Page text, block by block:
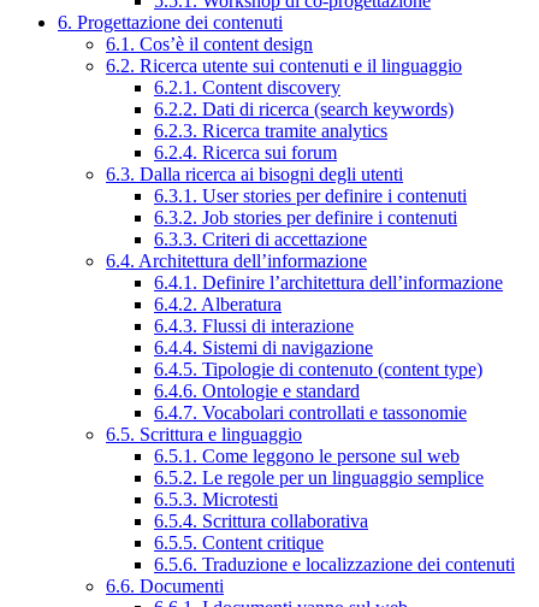
6. Progettazione dei contenuti
6.1. Cos’è il content design
6.2. Ricerca utente sui contenuti e il linguaggio
6.2.1. Content discovery
6.2.2. Dati di ricerca (search keywords)
6.2.3. Ricerca tramite analytics
6.2.4. Ricerca sui forum
6.3. Dalla ricerca ai bisogni degli utenti
6.3.1. User stories per definire i contenuti
6.3.2. Job stories per definire i contenuti
6.3.3. Criteri di accettazione
6.4. Architettura dell’informazione
6.4.1. Definire l’architettura dell’informazione
6.4.2. Alberatura
6.4.3. Flussi di interazione
6.4.4. Sistemi di navigazione
6.4.5. Tipologie di contenuto (content type)
6.4.6. Ontologie e standard
6.4.7. Vocabolari controllati e tassonomie
6.5. Scrittura e linguaggio
6.5.1. Come leggono le persone sul web
6.5.2. Le regole per un linguaggio semplice
6.5.3. Microtesti
6.5.4. Scrittura collaborativa
6.5.5. Content critique
6.5.6. Traduzione e localizzazione dei contenuti
6.6. Documenti